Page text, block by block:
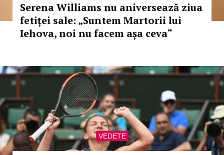
Serena Williams nu aniversează ziua
fetiței sale: „Suntem Martorii lui
Iehova, noi nu facem așa ceva“
VEDETE